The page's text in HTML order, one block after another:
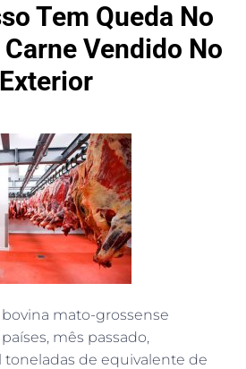
Tem Queda No
Vendido No
Exterior
mato-grossense
mês passado,
toneladas de equivalente de